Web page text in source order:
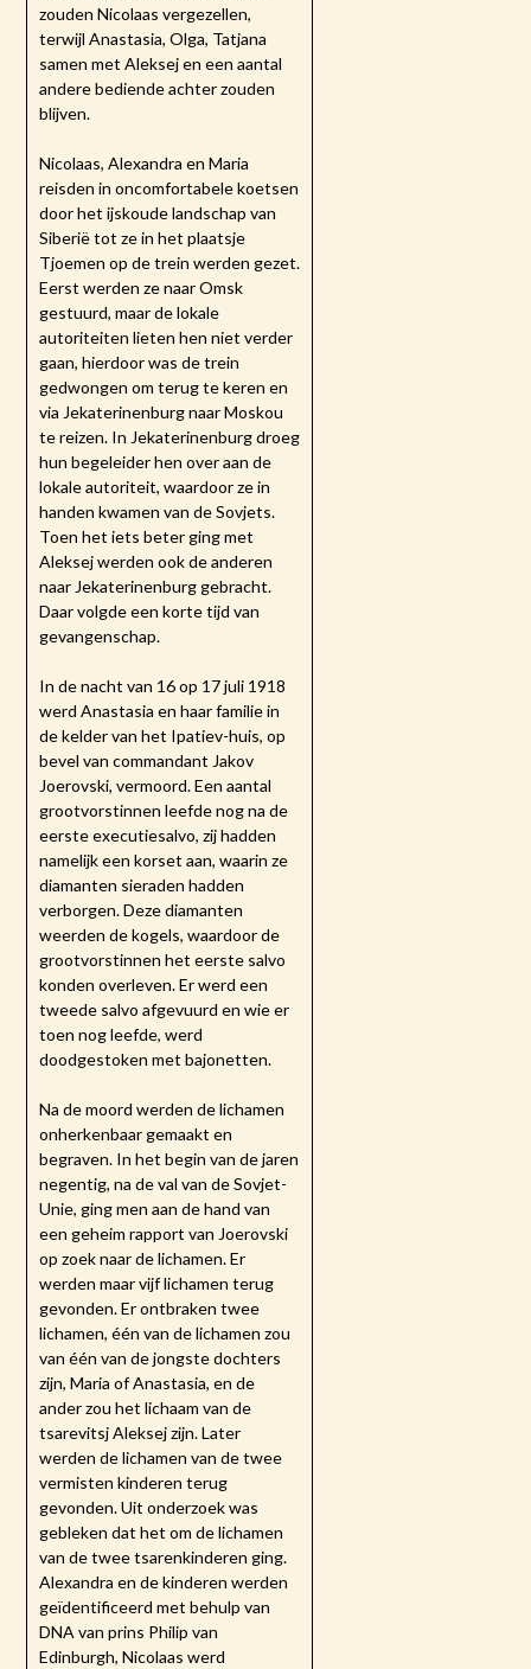
zouden Nicolaas vergezellen,
terwijl Anastasia, Olga, Tatjana
samen met Aleksej en een aantal
andere bediende achter zouden
blijven.
Nicolaas, Alexandra en Maria
reisden in oncomfortabele koetsen
door het ijskoude landschap van
Siberië tot ze in het plaatsje
Tjoemen op de trein werden gezet.
Eerst werden ze naar Omsk
gestuurd, maar de lokale
autoriteiten lieten hen niet verder
gaan, hierdoor was de trein
gedwongen om terug te keren en
via Jekaterinenburg naar Moskou
te reizen. In Jekaterinenburg droeg
hun begeleider hen over aan de
lokale autoriteit, waardoor ze in
handen kwamen van de Sovjets.
Toen het iets beter ging met
Aleksej werden ook de anderen
naar Jekaterinenburg gebracht.
Daar volgde een korte tijd van
gevangenschap.
In de nacht van 16 op 17 juli 1918
werd Anastasia en haar familie in
de kelder van het Ipatiev-huis, op
bevel van commandant Jakov
Joerovski, vermoord. Een aantal
grootvorstinnen leefde nog na de
eerste executiesalvo, zij hadden
namelijk een korset aan, waarin ze
diamanten sieraden hadden
verborgen. Deze diamanten
weerden de kogels, waardoor de
grootvorstinnen het eerste salvo
konden overleven. Er werd een
tweede salvo afgevuurd en wie er
toen nog leefde, werd
doodgestoken met bajonetten.
Na de moord werden de lichamen
onherkenbaar gemaakt en
begraven. In het begin van de jaren
negentig, na de val van de Sovjet-
Unie, ging men aan de hand van
een geheim rapport van Joerovski
op zoek naar de lichamen. Er
werden maar vijf lichamen terug
gevonden. Er ontbraken twee
lichamen, één van de lichamen zou
van één van de jongste dochters
zijn, Maria of Anastasia, en de
ander zou het lichaam van de
tsarevitsj Aleksej zijn. Later
werden de lichamen van de twee
vermisten kinderen terug
gevonden. Uit onderzoek was
gebleken dat het om de lichamen
van de twee tsarenkinderen ging.
Alexandra en de kinderen werden
geïdentificeerd met behulp van
DNA van prins Philip van
Edinburgh, Nicolaas werd